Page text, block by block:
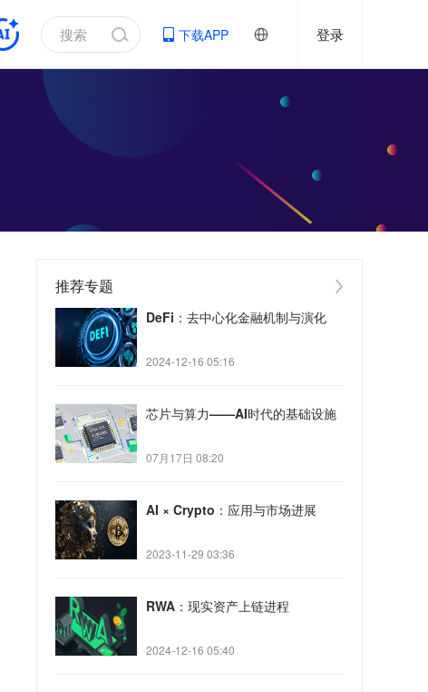
下载APP 登录
推荐专题
DeFi：去中心化金融机制与演化
2024-12-16 05:16
芯片与算力——AI时代的基础设施
07月17日 08:20
AI × Crypto：应用与市场进展
2023-11-29 03:36
RWA：现实资产上链进程
2024-12-16 05:40